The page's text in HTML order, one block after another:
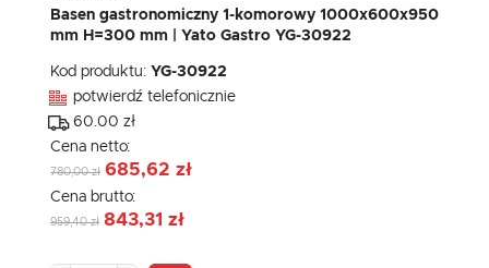
Basen gastronomiczny 1-komorowy 1000x600x950
mm H=300 mm | Yato Gastro YG-30922
Kod produktu: YG-30922
potwierdź telefonicznie
60.00 zł
Cena netto:
780,00 zł 685,62 zł
Cena brutto:
959,40 zł 843,31 zł